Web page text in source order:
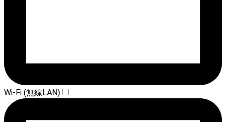
Wi-Fi (無線LAN)